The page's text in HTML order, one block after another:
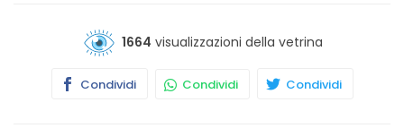
1664 visualizzazioni della vetrina
Condividi Condividi Condividi